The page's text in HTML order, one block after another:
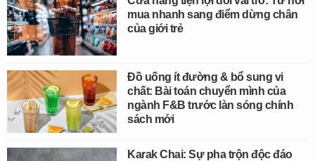
mua nhanh sang điểm dừng chân
của giới trẻ
Đồ uống ít đường & bổ sung vi
chất: Bài toán chuyển mình của
ngành F&B trước làn sóng chính
sách mới
Karak Chai: Sự pha trộn độc đáo